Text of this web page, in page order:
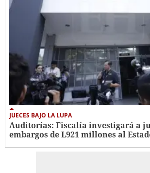
JUECES BAJO LA LUPA
Auditorías: Fiscalía investigará a
embargos de L921 millones al